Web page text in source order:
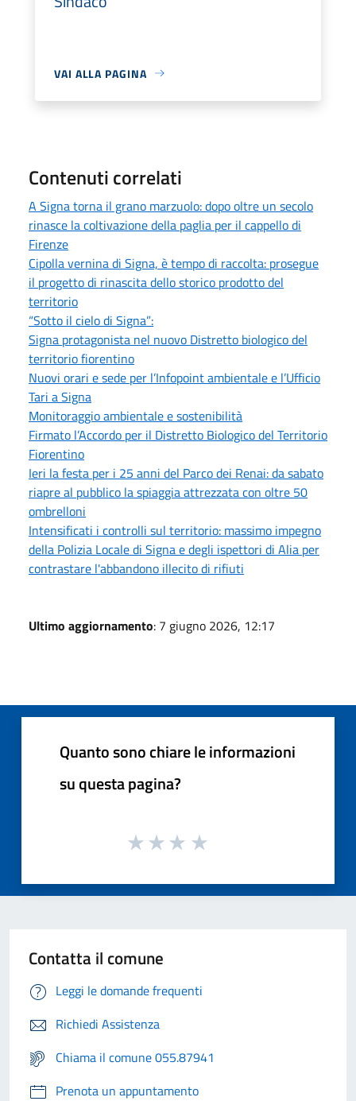
VAI ALLA PAGINA
Contenuti correlati
A Signa torna il grano marzuolo: dopo oltre un secolo
rinasce la coltivazione della paglia per il cappello di
Firenze
Cipolla vernina di Signa, è tempo di raccolta: prosegue
il progetto di rinascita dello storico prodotto del
territorio
“Sotto il cielo di Signa”:
Signa protagonista nel nuovo Distretto biologico del
territorio fiorentino
Nuovi orari e sede per l’Infopoint ambientale e l’Ufficio
Tari a Signa
Monitoraggio ambientale e sostenibilità
Firmato l’Accordo per il Distretto Biologico del Territorio
Fiorentino
Ieri la festa per i 25 anni del Parco dei Renai: da sabato
riapre al pubblico la spiaggia attrezzata con oltre 50
ombrelloni
Intensificati i controlli sul territorio: massimo impegno
della Polizia Locale di Signa e degli ispettori di Alia per
contrastare l'abbandono illecito di rifiuti
Ultimo aggiornamento: 7 giugno 2026, 12:17
Quanto sono chiare le informazioni
su questa pagina?
Contatta il comune
Leggi le domande frequenti
Richiedi Assistenza
Chiama il comune 055.87941
Prenota un appuntamento